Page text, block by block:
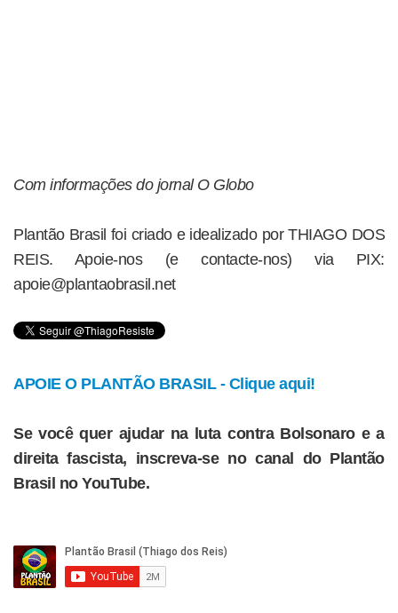
Com informações do jornal O Globo
Plantão Brasil foi criado e idealizado por THIAGO DOS
REIS. Apoie-nos (e contacte-nos) via PIX:
apoie@plantaobrasil.net
APOIE O PLANTÃO BRASIL - Clique aqui!
Se você quer ajudar na luta contra Bolsonaro e a
direita fascista, inscreva-se no canal do Plantão
Brasil no YouTube.